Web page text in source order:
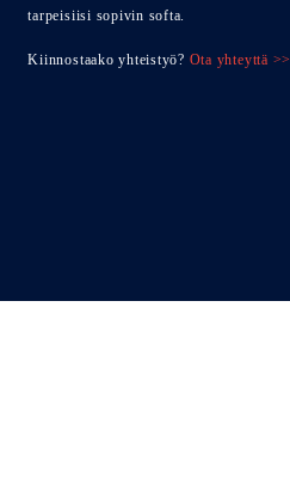
tarpeisiisi sopivin softa.
Kiinnostaako yhteistyö? Ota yhteyttä >>